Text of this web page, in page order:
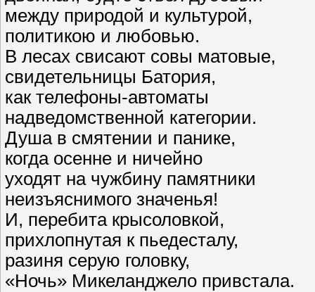
между природой и культурой,
политикою и любовью.
В лесах свисают совы матовые,
свидетельницы Батория,
как телефоны-автоматы
надведомственной категории.
Душа в смятении и панике,
когда осенне и ничейно
уходят на чужбину памятники
неизъяснимого значенья!
И, перебита крысоловкой,
прихлопнутая к пьедесталу,
разиня серую головку,
«Ночь» Микеланджело привстала.